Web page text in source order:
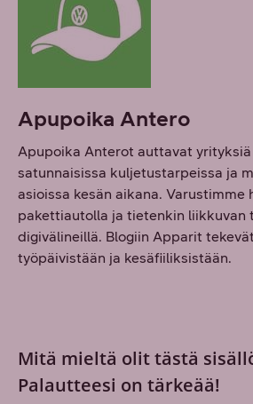
Apupoika Antero
Apupoika Anterot auttavat
satunnaisissa kuljetustarpeissa ja
asioissa kesän aikana. Varustimme
pakettiautolla ja tietenkin liikkuvan
digivälineillä. Blogiin Apparit
työpäivistään ja kesäfiiliksistään.
Mitä mieltä olit tästä
Palautteesi on tärkeää!